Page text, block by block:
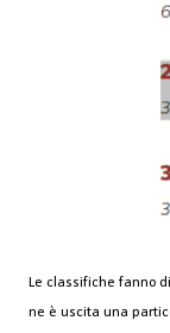
Le classifiche fanno
ne è uscita una